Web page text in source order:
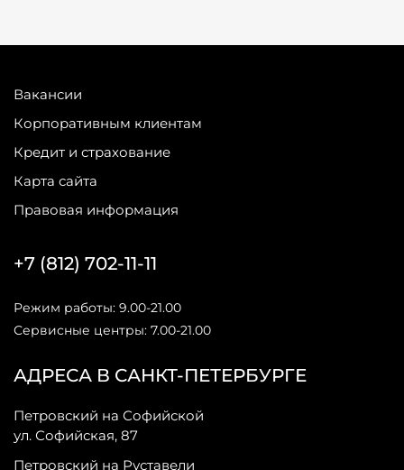
Вакансии
Корпоративным клиентам
Кредит и страхование
Карта сайта
Правовая информация
АДРЕСА В САНКТ-ПЕТЕРБУРГЕ
Петровский на Софийской
ул. Софийская, 87
Петровский на Руставели
+7 (812) 702-11-11
Режим работы: 9.00-21.00
Сервисные центры: 7.00-21.00